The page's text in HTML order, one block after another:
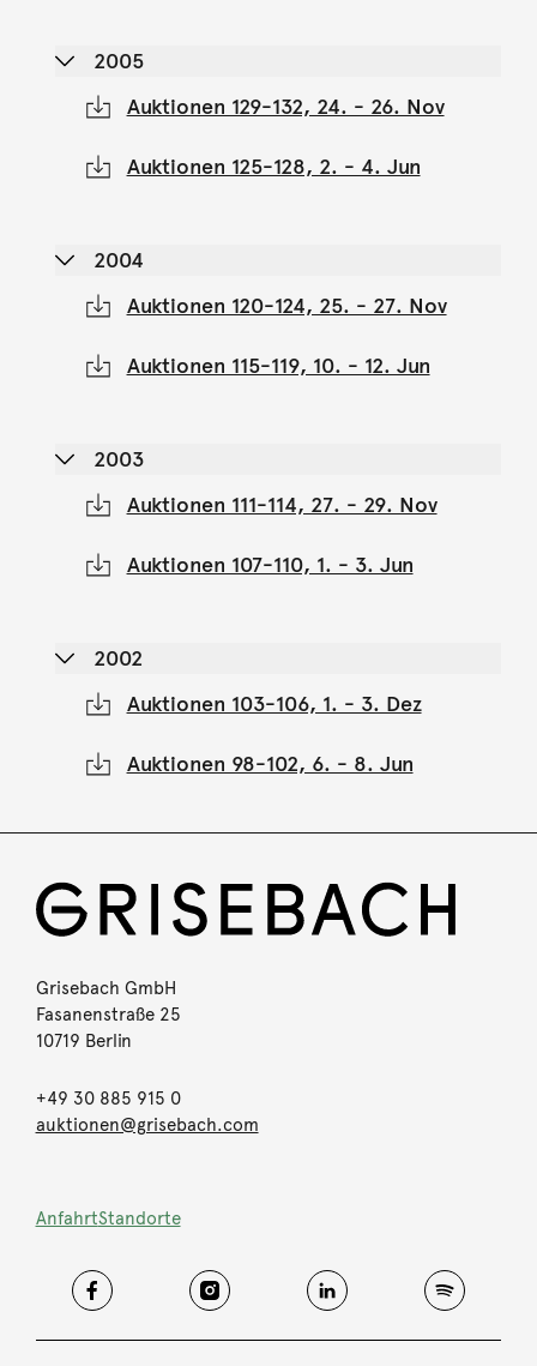
2005
Auktionen 129-132, 24. - 26. Nov
Auktionen 125-128, 2. - 4. Jun
2004
Auktionen 120-124, 25. - 27. Nov
Auktionen 115-119, 10. - 12. Jun
2003
Auktionen 111-114, 27. - 29. Nov
Auktionen 107-110, 1. - 3. Jun
2002
Auktionen 103-106, 1. - 3. Dez
Auktionen 98-102, 6. - 8. Jun
Grisebach GmbH
Fasanenstraße 25
10719 Berlin
+49 30 885 915 0
auktionen@grisebach.com
AnfahrtStandorte